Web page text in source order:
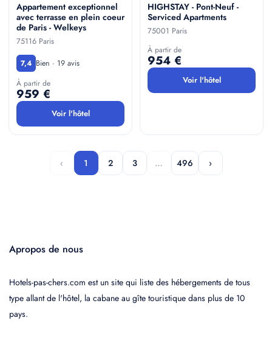
Appartement exceptionnel
avec terrasse en plein coeur
de Paris - Welkeys
75116 Paris
7,4 Bien · 19 avis
À partir de
959 €
Voir l'hôtel
HIGHSTAY - Pont-Neuf -
Serviced Apartments
75001 Paris
À partir de
954 €
Voir l'hôtel
‹ 1 2 3 … 496 ›
Apropos de nous
Hotels-pas-chers.com est un site qui liste des hébergements de tous
type allant de l'hôtel, la cabane au gîte touristique dans plus de 10
pays.